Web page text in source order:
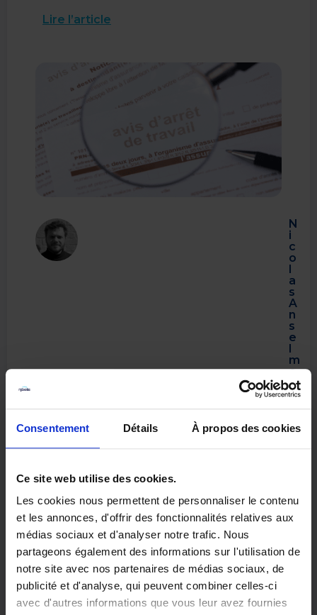
Consentement Détails À propos des cookies
Ce site web utilise des cookies.
Les cookies nous permettent de personnaliser le contenu
et les annonces, d'offrir des fonctionnalités relatives aux
médias sociaux et d'analyser notre trafic. Nous
partageons également des informations sur l'utilisation de
notre site avec nos partenaires de médias sociaux, de
publicité et d'analyse, qui peuvent combiner celles-ci
avec d'autres informations que vous leur avez fournies
Lire l’article
N
i
c
o
l
a
s
A
n
s
e
l
m
e
9
m
r
s
2
maladie : le plafond de 24
jours précisé
La question de l’acquisition des congés
payés pendant un arrêt maladie
continue d’évoluer en droit du travail
français. Dans un arrêt du...
Lire l’article